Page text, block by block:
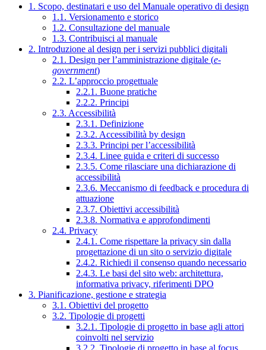
1. Scopo, destinatari e uso del Manuale operativo di design
1.1. Versionamento e storico
1.2. Consultazione del manuale
1.3. Contribuisci al manuale
2. Introduzione al design per i servizi pubblici digitali
2.1. Design per l’amministrazione digitale (e-
government)
2.2. L’approccio progettuale
2.2.1. Buone pratiche
2.2.2. Principi
2.3. Accessibilità
2.3.1. Definizione
2.3.2. Accessibilità by design
2.3.3. Principi per l’accessibilità
2.3.4. Linee guida e criteri di successo
2.3.5. Come rilasciare una dichiarazione di
accessibilità
2.3.6. Meccanismo di feedback e procedura di
attuazione
2.3.7. Obiettivi accessibilità
2.3.8. Normativa e approfondimenti
2.4. Privacy
2.4.1. Come rispettare la privacy sin dalla
progettazione di un sito o servizio digitale
2.4.2. Richiedi il consenso quando necessario
2.4.3. Le basi del sito web: architettura,
informativa privacy, riferimenti DPO
3. Pianificazione, gestione e strategia
3.1. Obiettivi del progetto
3.2. Tipologie di progetti
3.2.1. Tipologie di progetto in base agli attori
coinvolti nel servizio
3.2.2. Tipologie di progetto in base al focus